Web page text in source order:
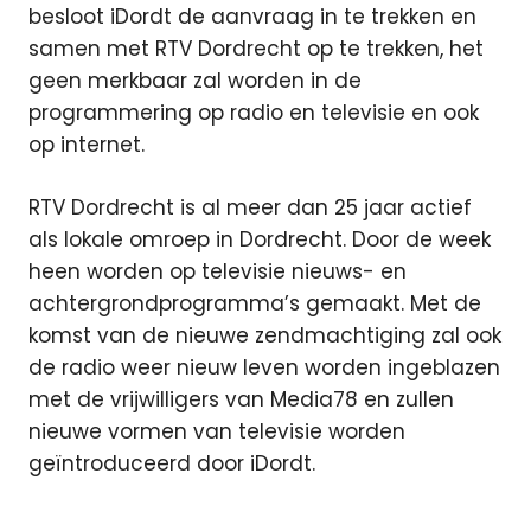
besloot iDordt de aanvraag in te trekken en
samen met RTV Dordrecht op te trekken, het
geen merkbaar zal worden in de
programmering op radio en televisie en ook
op internet.
RTV Dordrecht is al meer dan 25 jaar actief
als lokale omroep in Dordrecht. Door de week
heen worden op televisie nieuws- en
achtergrondprogramma’s gemaakt. Met de
komst van de nieuwe zendmachtiging zal ook
de radio weer nieuw leven worden ingeblazen
met de vrijwilligers van Media78 en zullen
nieuwe vormen van televisie worden
geïntroduceerd door iDordt.